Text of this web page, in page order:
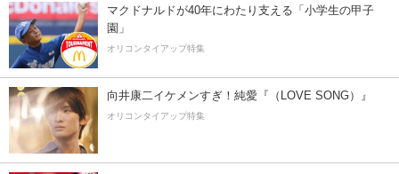
マクドナルドが40年にわたり支える「小学生の甲子
園」
オリコンタイアップ特集
向井康二イケメンすぎ！純愛『（LOVE SONG）』
オリコンタイアップ特集